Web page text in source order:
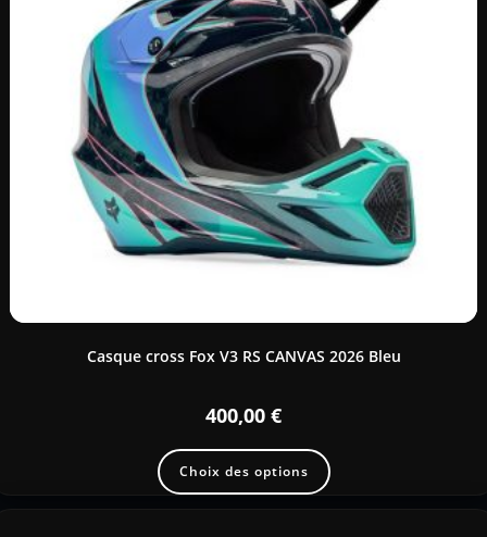
Casque cross Fox V3 RS CANVAS 2026 Bleu
400,00 €
Choix des options